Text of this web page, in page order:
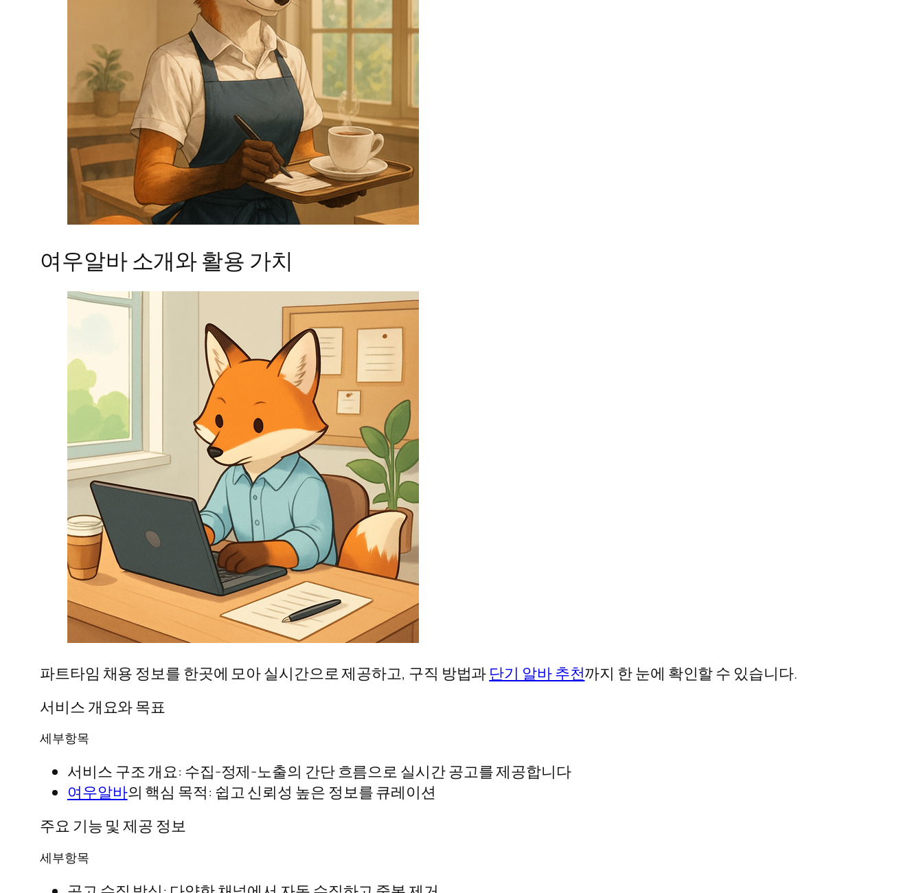
여우알바 소개와 활용 가치
파트타임 채용 정보를 한곳에 모아 실시간으로 제공하고, 구직 방법과 단기 알바 추천까지 한 눈에 확인할 수 있습니다.
서비스 개요와 목표
세부항목
서비스 구조 개요: 수집-정제-노출의 간단 흐름으로 실시간 공고를 제공합니다
여우알바의 핵심 목적: 쉽고 신뢰성 높은 정보를 큐레이션
주요 기능 및 제공 정보
세부항목